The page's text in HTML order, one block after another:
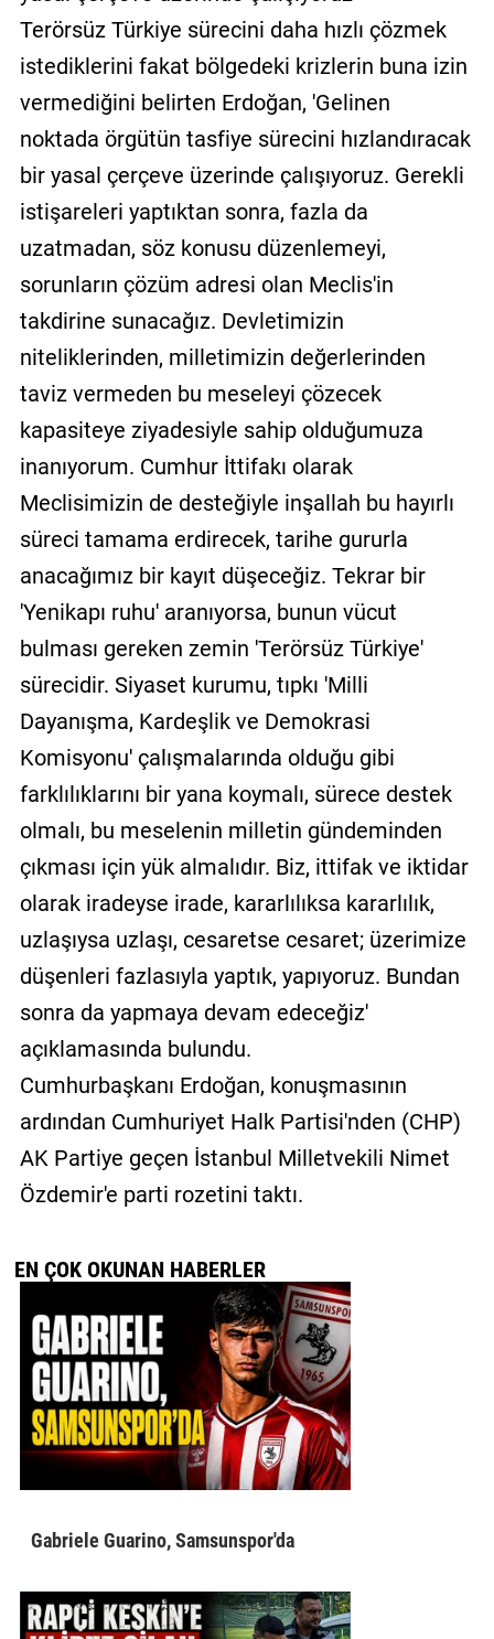
Terörsüz Türkiye sürecini daha hızlı çözmek
istediklerini fakat bölgedeki krizlerin buna izin
vermediğini belirten Erdoğan, 'Gelinen
noktada örgütün tasfiye sürecini hızlandıracak
bir yasal çerçeve üzerinde çalışıyoruz. Gerekli
istişareleri yaptıktan sonra, fazla da
uzatmadan, söz konusu düzenlemeyi,
sorunların çözüm adresi olan Meclis'in
takdirine sunacağız. Devletimizin
niteliklerinden, milletimizin değerlerinden
taviz vermeden bu meseleyi çözecek
kapasiteye ziyadesiyle sahip olduğumuza
inanıyorum. Cumhur İttifakı olarak
Meclisimizin de desteğiyle inşallah bu hayırlı
süreci tamama erdirecek, tarihe gururla
anacağımız bir kayıt düşeceğiz. Tekrar bir
'Yenikapı ruhu' aranıyorsa, bunun vücut
bulması gereken zemin 'Terörsüz Türkiye'
sürecidir. Siyaset kurumu, tıpkı 'Milli
Dayanışma, Kardeşlik ve Demokrasi
Komisyonu' çalışmalarında olduğu gibi
farklılıklarını bir yana koymalı, sürece destek
olmalı, bu meselenin milletin gündeminden
çıkması için yük almalıdır. Biz, ittifak ve iktidar
olarak iradeyse irade, kararlılıksa kararlılık,
uzlaşıysa uzlaşı, cesaretse cesaret; üzerimize
düşenleri fazlasıyla yaptık, yapıyoruz. Bundan
sonra da yapmaya devam edeceğiz'
açıklamasında bulundu.
Cumhurbaşkanı Erdoğan, konuşmasının
ardından Cumhuriyet Halk Partisi'nden (CHP)
AK Partiye geçen İstanbul Milletvekili Nimet
Özdemir'e parti rozetini taktı.
EN ÇOK OKUNAN HABERLER
Gabriele Guarino, Samsunspor'da